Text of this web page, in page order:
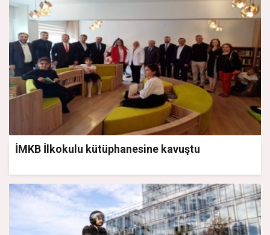
İMKB İlkokulu kütüphanesine kavuştu